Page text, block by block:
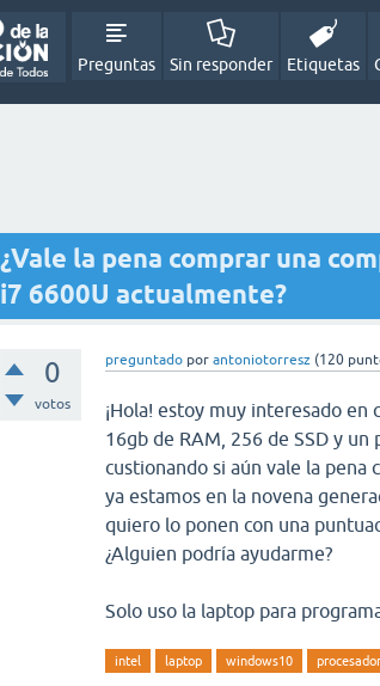
Preguntas Sin responder Etiquetas
¿Vale la pena comprar una
i7 6600U actualmente?
0
votos
preguntado por antoniotorresz (120
¡Hola! estoy muy interesado en
16gb de RAM, 256 de SSD y
custionando si aún vale la pena
ya estamos en la novena
quiero lo ponen con una
¿Alguien podría ayudarme?
Solo uso la laptop para
intel laptop windows10